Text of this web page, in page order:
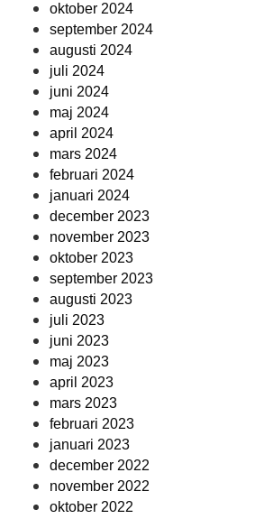
oktober 2024
september 2024
augusti 2024
juli 2024
juni 2024
maj 2024
april 2024
mars 2024
februari 2024
januari 2024
december 2023
november 2023
oktober 2023
september 2023
augusti 2023
juli 2023
juni 2023
maj 2023
april 2023
mars 2023
februari 2023
januari 2023
december 2022
november 2022
oktober 2022